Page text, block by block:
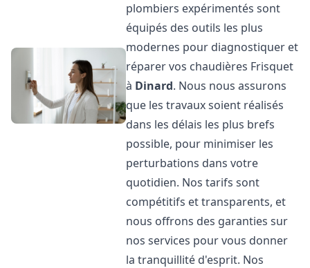
plombiers expérimentés sont
équipés des outils les plus
modernes pour diagnostiquer et
réparer vos chaudières Frisquet
à Dinard. Nous nous assurons
que les travaux soient réalisés
dans les délais les plus brefs
possible, pour minimiser les
perturbations dans votre
quotidien. Nos tarifs sont
compétitifs et transparents, et
nous offrons des garanties sur
nos services pour vous donner
la tranquillité d'esprit. Nos